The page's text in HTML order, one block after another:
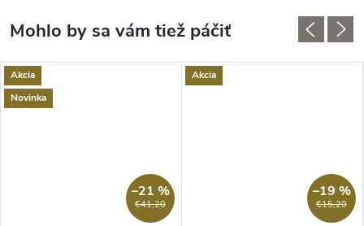
Akcia
Novinka
€41,20
–21 %
Akcia
€15,20
–19 %